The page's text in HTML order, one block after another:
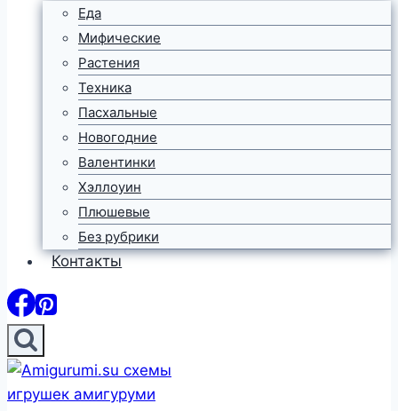
Еда
Мифические
Растения
Техника
Пасхальные
Новогодние
Валентинки
Хэллоуин
Плюшевые
Без рубрики
Контакты